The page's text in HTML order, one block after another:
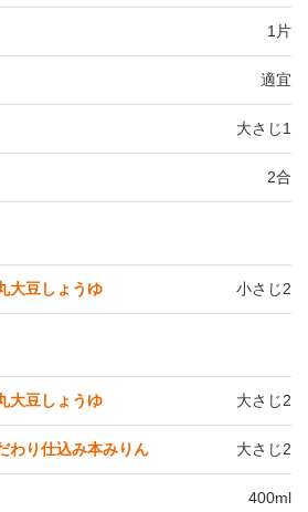
1片
適宜
大さじ1
2合
大豆しょうゆ 小さじ2
大豆しょうゆ 大さじ2
わり仕込み本みりん 大さじ2
400ml